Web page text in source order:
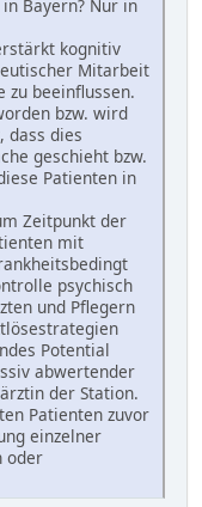
Bayern? Nur in
kognitiv
Mitarbeit
beeinflussen.
bzw. wird
dass dies
geschieht bzw.
Patienten in
Zeitpunkt der
mit
psychisch
und Pflegern
Potential
abwertender
der Station.
Patienten zuvor
einzelner
oder